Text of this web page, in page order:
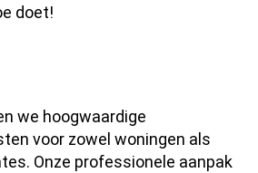
doet!
we hoogwaardige
voor zowel woningen als
Onze professionele aanpak